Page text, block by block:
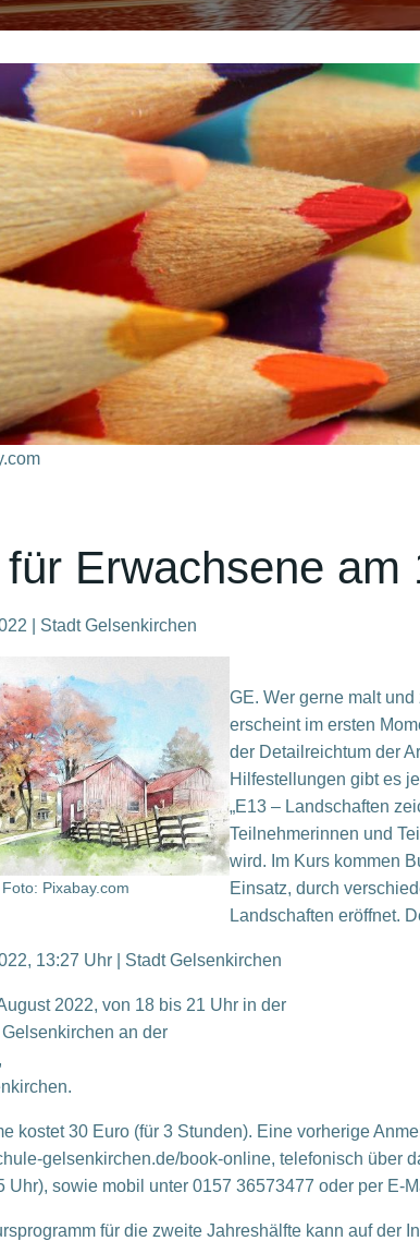
Erwachsene am
| Stadt Gelsenkirchen
Foto: Pixabay.com
GE. Wer gerne malt
erscheint im ersten
der Detailreichtum der
Hilfestellungen gibt es
„E13 – Landschaften
Teilnehmerinnen und
wird. Im Kurs kommen
Einsatz, durch
Landschaften eröffnet.
13:27 Uhr | Stadt Gelsenkirchen
2022, von 18 bis 21 Uhr in der
an der
kostet 30 Euro (für 3 Stunden). Eine vorherige
gelsenkirchen.de/book-online, telefonisch über
Uhr), sowie mobil unter 0157 36573477 oder per E-
für die zweite Jahreshälfte kann auf der